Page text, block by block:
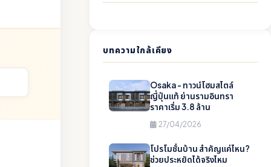
บทความใกล้เคียง
Osaka - ทาวน์โฮมสไตล์
ญี่ปุ่นแท้ ย่านรามอินทรา
ราคาเริ่ม 3.8 ล้าน
27/04/2026
โปรโมชั่นบ้าน สำคัญแค่ไหน?
ช่วยประหยัดได้จริงไหม